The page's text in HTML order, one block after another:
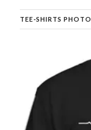
TEE-SHIRTS PHOTO